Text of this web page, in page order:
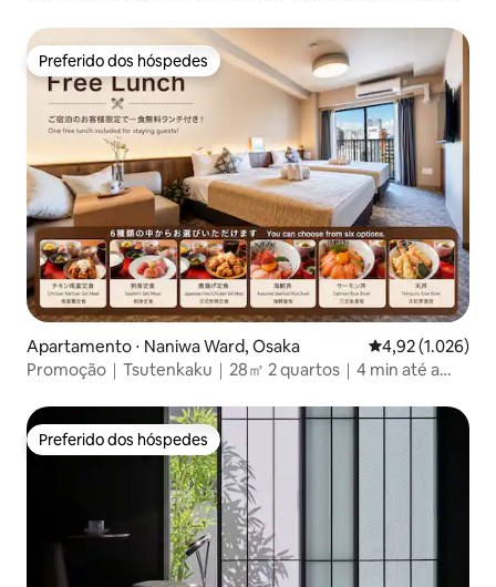
Preferido dos hóspedes
Preferido dos hóspedes
Apartamento ⋅ Naniwa Ward, Osaka 4,92 de uma
4,92 (1.026)
Promoção｜Tsutenkaku｜28㎡ 2 quartos｜4 min até a
Preferido dos hóspedes
Preferido dos hóspedes